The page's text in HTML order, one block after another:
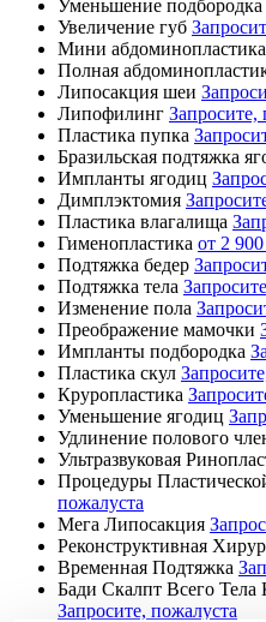
Уменьшение подбородка
Увеличение губ
Мини абдоминопластика
Полная
Липосакция шеи
Липофилинг Запросите,
Пластика пупка
Бразильская подтяжка
Импланты ягодиц
Димплэктомия
Пластика влагалища
Гименопластика от 2
Подтяжка бедер
Подтяжка тела
Изменение пола
Преображение мамочки
Импланты подбородка
Пластика скул
Круропластика
Уменьшение ягодиц
Удлинение полового
Ультразвуковая
Процедуры
пожалуста
Мега Липосакция
Реконструктивная
Временная Подтяжка
Бади Скалпт Всего
Запросите, пожалуста